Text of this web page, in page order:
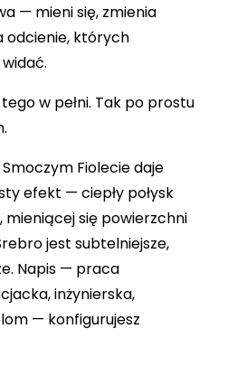
— mieni się, zmienia
odcienie, których
w pełni. Tak po prostu
Smoczym Fiolecie daje
efekt — ciepły połysk
mieniącej się powierzchni
jest subtelniejsze,
Napis — praca
inżynierska,
— konfigurujesz